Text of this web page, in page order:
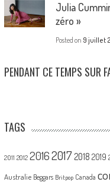
Julia
zéro »
Posted on 9 juillet
PENDANT CE TEMPS SUR
TAGS
2011 2012 20162017 2018 2019
Australie Beggars Britpop Canada